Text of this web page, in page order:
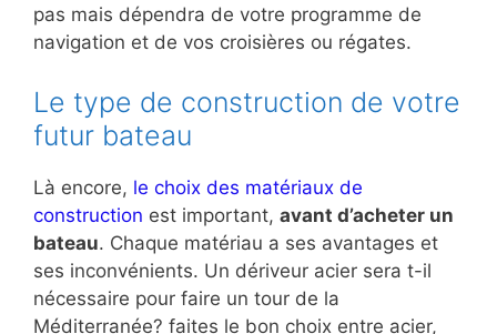
pas mais dépendra de votre programme de
navigation et de vos croisières ou régates.
Le type de construction de votre
futur bateau
Là encore, le choix des matériaux de
construction est important, avant d’acheter un
bateau. Chaque matériau a ses avantages et
ses inconvénients. Un dériveur acier sera t-il
nécessaire pour faire un tour de la
Méditerranée? faites le bon choix entre acier,